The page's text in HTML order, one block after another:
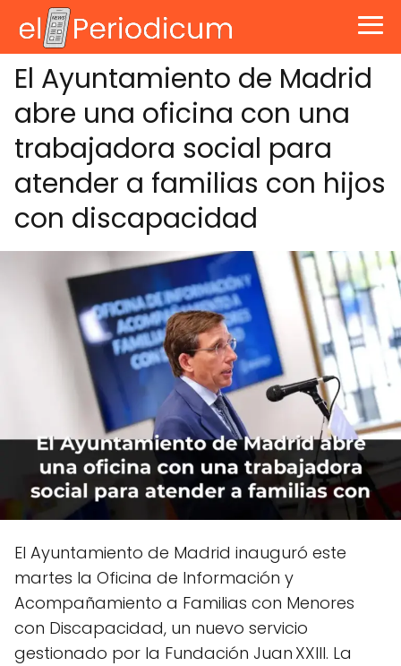
El Ayuntamiento de Madrid
abre una oficina con una
trabajadora social para
atender a familias con hijos
con discapacidad
El Ayuntamiento de Madrid inauguró este
martes la Oficina de Información y
Acompañamiento a Familias con Menores
con Discapacidad, un nuevo servicio
gestionado por la Fundación Juan XXIII. La